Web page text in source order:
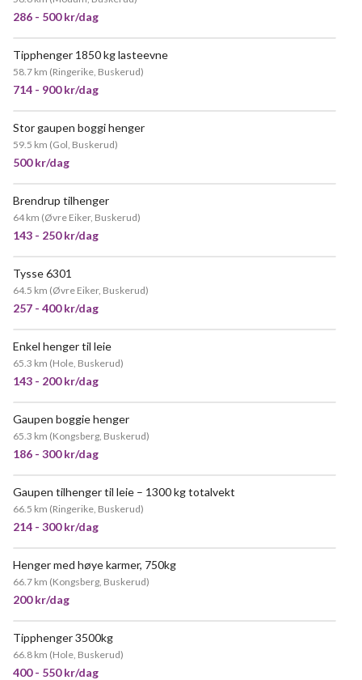
286 - 500 kr/dag
Tipphenger 1850 kg lasteevne
58.7 km (Ringerike, Buskerud)
714 - 900 kr/dag
Stor gaupen boggi henger
59.5 km (Gol, Buskerud)
500 kr/dag
Brendrup tilhenger
64 km (Øvre Eiker, Buskerud)
143 - 250 kr/dag
Tysse 6301
64.5 km (Øvre Eiker, Buskerud)
257 - 400 kr/dag
Enkel henger til leie
65.3 km (Hole, Buskerud)
143 - 200 kr/dag
Gaupen boggie henger
65.3 km (Kongsberg, Buskerud)
186 - 300 kr/dag
Gaupen tilhenger til leie – 1300 kg totalvekt
66.5 km (Ringerike, Buskerud)
214 - 300 kr/dag
Henger med høye karmer, 750kg
66.7 km (Kongsberg, Buskerud)
200 kr/dag
Tipphenger 3500kg
66.8 km (Hole, Buskerud)
400 - 550 kr/dag